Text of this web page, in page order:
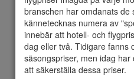
branschen har omdanats de
kännetecknas numera av
innebär att hotell- och
dag eller två. Tidigare fanns
säsongspriser, men idag
att säkerställa dessa priser.
Tartu